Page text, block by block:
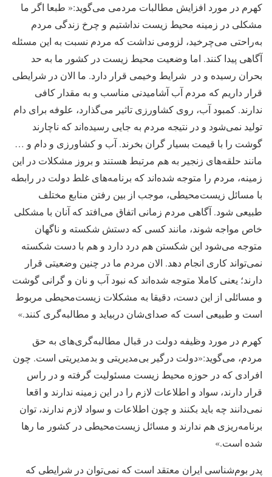
کهرم در مورد افزایش مطالبات مردمی می‌گوید:« طبعا اگر ما
مشکلی در زمینه محیط زیست نداشتیم و چرخ زندگی مردم
به‌راحتی می‌چرخید، لزومی نداشت که مردم نسبت به این مسئله
آگاهی پیدا کنند. اما وضعیت محیط زیست در کشور ما به حد
بحران رسیده و در شرایط وخیمی قرار دارد. ما الان در شرایطی
قرار داریم که مردم آب آشامیدنی مناسب و به مقدار کافی
ندارند. کمبود آب، روی کشاورزی تاثیر می‌گذارد، علوفه برای دام
تولید نمی‌شود و در نتیجه مردم به جایی رسیده‌اند که ناچارند
گوشت را با قیمت بسیار گران بخرند. آب و کشاورزی و دام و …
مانند حلقه‌های زنجیر به هم مرتبط هستند و بروز مشکلات در این
زمینه، مردم را متوجه شده‌اند که برنامه‌های غلط دولت در رابطه
با مسائل زیست‌محیطی، موجب از بین رفتن منابع مختلف
طبیعی شود. آگاهی مردم زمانی اتفاق می‌افتد که آنان با مشکلی
خاص مواجه شوند، مانند کسی که دستش شکسته و ناگهان
متوجه می‌شود این شکستن هم درد دارد و هم با دست شکسته
نمی‌تواند کاری انجام دهد. الان مردم ما در چنین وضعیتی قرار
دارند؛ یعنی کاملا متوجه شده‌اند که نبود آب و نان و گرانی گوشت
و مسائلی از این دست، دقیقا به مشکلات زیست‌محیطی مربوط
است و طبیعی است که صدای‌شان دربیاید و مطالبه‌گری کنند.»
کهرم در مورد وظیفه دولت در قبال مطالبه‌گری‌های به حق
مردم، می‌گوید:«دولت درگیر بی‌مدیریتی و بدمدیریتی است. چون
افرادی که در حوزه محیط زیست مسئولیت گرفته و در راس
قرار دارند، سواد و اطلاعات لازم را در این زمینه ندارند و اقعا
نمی‌دانند چه باید بکنند و چون اطلاعات و سواد لازم ندارند، توان
برنامه‌ریزی هم ندارند و مسائل زیست‌محیطی در کشور ما رها
شده است.»
پدر بوم‌شناسی ایران معتقد است که نمی‌توان در شرایطی که